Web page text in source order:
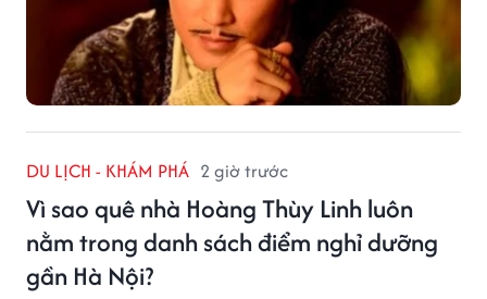
DU LỊCH - KHÁM PHÁ 2 giờ trước
Vì sao quê nhà Hoàng Thùy Linh luôn
nằm trong danh sách điểm nghỉ dưỡng
gần Hà Nội?